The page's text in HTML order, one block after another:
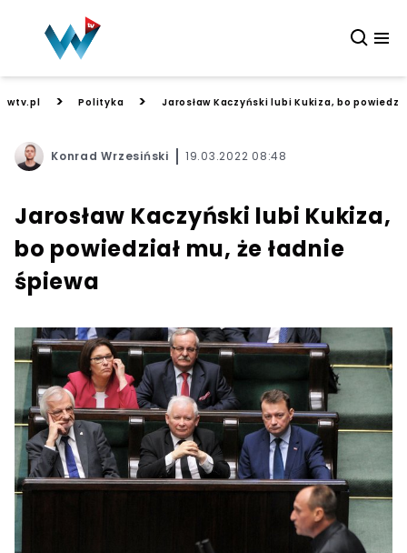
wtv.pl > Polityka > Jarosław Kaczyński lubi Kukiza, bo
Konrad Wrzesiński 19.03.2022 08:48
Jarosław Kaczyński lubi Kukiza,
bo powiedział mu, że ładnie
śpiewa